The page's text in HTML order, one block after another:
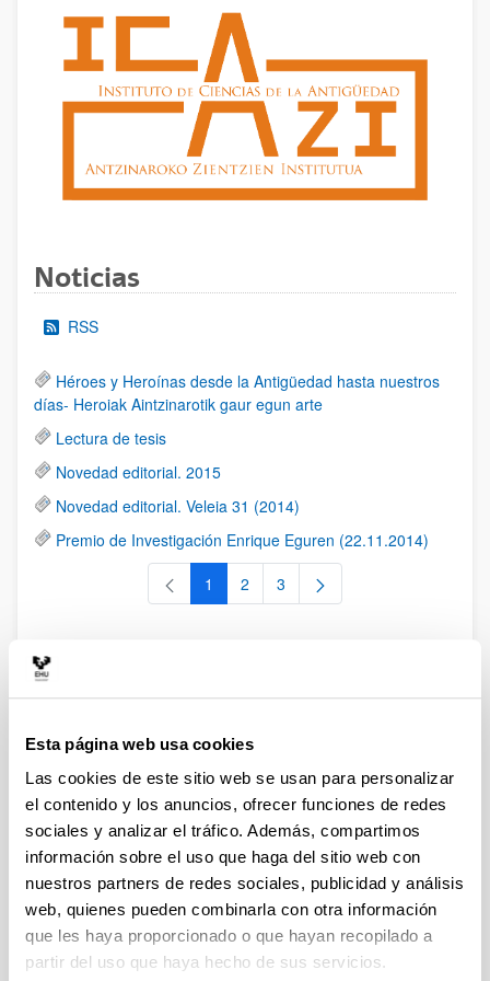
Esta página web usa cookies
Las cookies de este sitio web se usan para personalizar
el contenido y los anuncios, ofrecer funciones de redes
sociales y analizar el tráfico. Además, compartimos
información sobre el uso que haga del sitio web con
nuestros partners de redes sociales, publicidad y análisis
web, quienes pueden combinarla con otra información
que les haya proporcionado o que hayan recopilado a
partir del uso que haya hecho de sus servicios.
Noticias
RSS
Héroes y Heroínas desde la Antigüedad hasta nuestros
días- Heroiak Aintzinarotik gaur egun arte
Lectura de tesis
Novedad editorial. 2015
Novedad editorial. Veleia 31 (2014)
Premio de Investigación Enrique Eguren (22.11.2014)
Página
1 Página
2 Página
3
Eventos
2016. Noviembre. Conferencia del Dr. Javier Velaza Frías
“Lenguas y pueblos en la Vasconia antigua”
2016. Noviembre. Conferencia de la Dra. Alicia Ruiz
Gutiérrez “Desplazarse en época romana: dioses y ritos del
2016. 7 noviembre. III Jornadas sobre la biografía como
género literario
2016. Septiembre. Seminarios “Iuniores y Seniores”